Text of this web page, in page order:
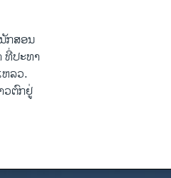
ກ​ສອນ​
ທີ່ປະທາ
ລວ.
ວ​ຕົກ​ຢູ່